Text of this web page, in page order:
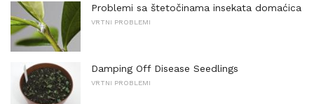
Problemi sa štetočinama insekata domaćica
VRTNI PROBLEMI
Damping Off Disease Seedlings
VRTNI PROBLEMI